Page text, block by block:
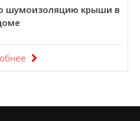
шумоизоляцию крыши в